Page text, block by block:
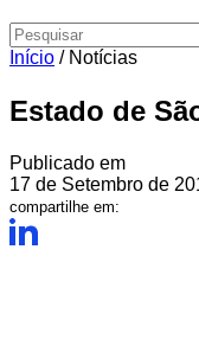
Início / Notícias
Estado de
Publicado em
17 de Setembro de
compartilhe em: